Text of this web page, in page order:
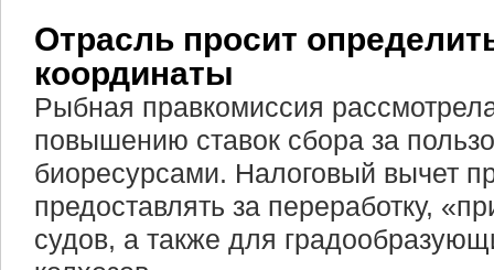
Отрасль просит
координаты
Рыбная правкомиссия
повышению ставок сбора за
биоресурсами. Налоговый вычет
предоставлять за переработку,
судов, а также для